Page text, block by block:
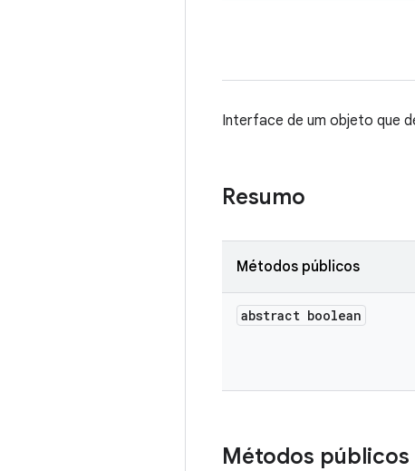
Interface de um objeto que
Resumo
Métodos públicos
abstract boolean
Métodos públicos